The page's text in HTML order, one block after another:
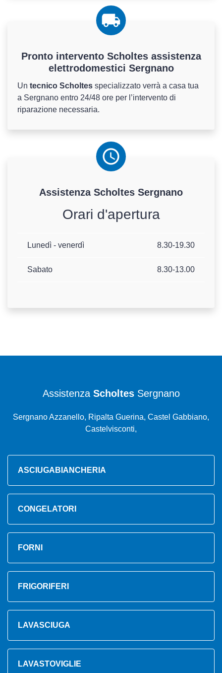
Pronto intervento Scholtes assistenza
elettrodomestici Sergnano
Un tecnico Scholtes specializzato verrà a casa tua
a Sergnano entro 24/48 ore per l’intervento di
riparazione necessaria.
Assistenza Scholtes Sergnano
Orari d'apertura
Lunedì - venerdì 8.30-19.30
Sabato 8.30-13.00
Assistenza ScholtesSergnano
Sergnano Azzanello, Ripalta Guerina, Castel Gabbiano,
Castelvisconti,
ASCIUGABIANCHERIA
CONGELATORI
FORNI
FRIGORIFERI
LAVASCIUGA
LAVASTOVIGLIE